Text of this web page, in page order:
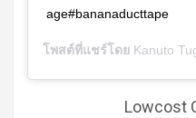
age#bananaducttape
โพสต์ที่แชร์โดย Kanuto
Lowcost